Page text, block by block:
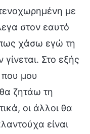
με
στον εαυτό
χάσω εγώ τη
Στο εξής
που μου
ζητάω τη
οι άλλοι θα
είναι